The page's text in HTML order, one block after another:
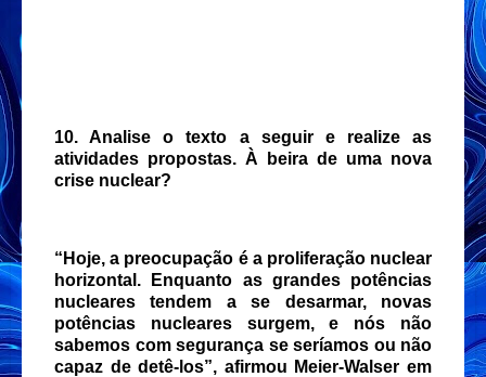
10. Analise o texto a seguir e realize as
atividades propostas. À beira de uma nova
crise nuclear?
“Hoje, a preocupação é a proliferação nuclear
horizontal. Enquanto as grandes potências
nucleares tendem a se desarmar, novas
potências nucleares surgem, e nós não
sabemos com segurança se seríamos ou não
capaz de detê-los”, afirmou Meier-Walser em